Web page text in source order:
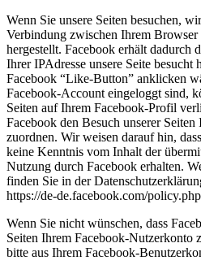
Wenn Sie unsere Seiten besuchen,
Verbindung zwischen Ihrem
hergestellt. Facebook erhält dadurch
Ihrer IPAdresse unsere Seite besucht
Facebook “Like-Button” anklicken
Facebook-Account eingeloggt sind,
Seiten auf Ihrem Facebook-Profil
Facebook den Besuch unserer
zuordnen. Wir weisen darauf hin,
keine Kenntnis vom Inhalt der
Nutzung durch Facebook erhalten.
finden Sie in der
https://de-de.facebook.com/
Wenn Sie nicht wünschen, dass
Seiten Ihrem Facebook-Nutzerkonto
bitte aus Ihrem Facebook-